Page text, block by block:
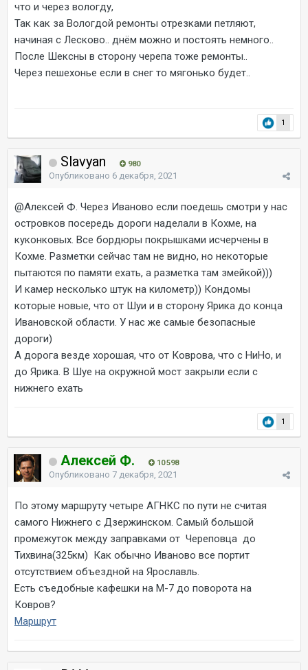
что и через вологду,
Так как за Вологдой ремонты отрезками петляют,
начиная с Лесково.. днём можно и постоять немного..
После Шексны в сторону черепа тоже ремонты..
Через пешехонье если в снег то мягонько будет..
1
Slavyan 980
Опубликовано 6 декабря, 2021
@Алексей Ф. Через Иваново если поедешь смотри у нас
островков посередь дороги наделали в Кохме, на
куконковых. Все бордюры покрышками исчерчены в
Кохме. Разметки сейчас там не видно, но некоторые
пытаются по памяти ехать, а разметка там змейкой)))
И камер несколько штук на километр)) Кондомы
которые новые, что от Шуи и в сторону Ярика до конца
Ивановской области. У нас же самые безопасные
дороги)
А дорога везде хорошая, что от Коврова, что с НиНо, и
до Ярика. В Шуе на окружной мост закрыли если с
нижнего ехать
1
Алексей Ф. 10 598
Опубликовано 7 декабря, 2021
По этому маршруту четыре АГНКС по пути не считая
самого Нижнего с Дзержинском. Самый большой
промежуток между заправками от Череповца до
Тихвина(325км) Как обычно Иваново все портит
отсутствием объездной на Ярославль.
Есть съедобные кафешки на М-7 до поворота на
Ковров?
Маршрут